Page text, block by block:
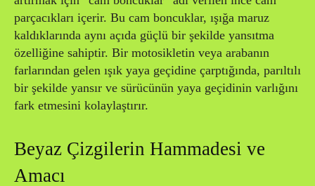
parçacıkları içerir. Bu cam boncuklar, ışığa maruz
kaldıklarında aynı açıda güçlü bir şekilde yansıtma
özelliğine sahiptir. Bir motosikletin veya arabanın
farlarından gelen ışık yaya geçidine çarptığında, parıltılı
bir şekilde yansır ve sürücünün yaya geçidinin varlığını
fark etmesini kolaylaştırır.
Beyaz Çizgilerin Hammadesi ve
Amacı